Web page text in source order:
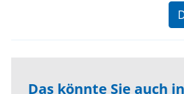
Das könnte Sie auch